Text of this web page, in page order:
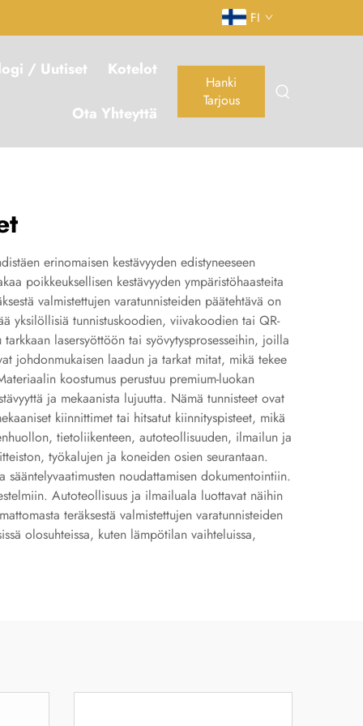
FI
/ Uutiset Kotelot
Ota Yhteyttä
Hanki
Tarjous
erinomaisen kestävyyden edistyneeseen
poikkeuksellisen kestävyyden ympäristöhaasteita
valmistettujen varatunnisteiden päätehtävä on
yksilöllisiä tunnistuskoodien, viivakoodien tai QR-
lasersyöttöön tai syövytysprosesseihin, joilla
johdonmukaisen laadun ja tarkat mitat, mikä tekee
koostumus perustuu premium-luokan
ja mekaanista lujuutta. Nämä tunnisteet ovat
kiinnittimet tai hitsatut kiinnityspisteet, mikä
tietoliikenteen, autoteollisuuden, ilmailun ja
työkalujen ja koneiden osien seurantaan.
noudattamisen dokumentointiin.
Autoteollisuus ja ilmailuala luottavat näihin
teräksestä valmistettujen varatunnisteiden
olosuhteissa, kuten lämpötilan vaihteluissa,